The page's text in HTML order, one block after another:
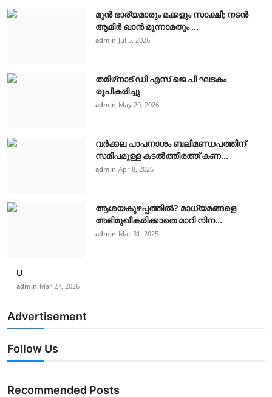
മുൻ ഭാര്യമാരും മക്കളും സാക്ഷി; നടൻ
ആമിർ ഖാൻ മൂന്നാമതും ...
admin Jul 5, 2026
തമിഴ്‌നാട് ഡി എസ് ജെ പി ഘടകം
രൂപീകരിച്ചു
admin May 20, 2026
വർക്കല പാപനാശം ബലിമണ്ഡപത്തിന്
സമീപമുള്ള കടൽത്തീരത്ത് കണ...
admin Apr 8, 2026
ആശയകുഴപ്പത്തില്‍? മാധ്യമങ്ങളെ
അഭിമുഖീകരിക്കാതെ മാറി നിന...
admin Mar 31, 2025
U
admin Mar 27, 2026
Advertisement
Follow Us
Recommended Posts